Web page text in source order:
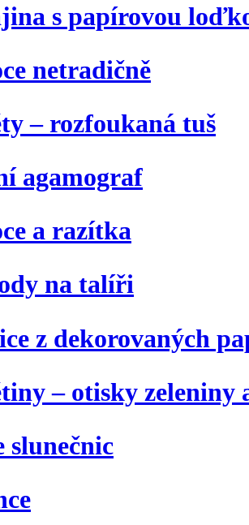
s papírovou
netradičně
– rozfoukaná tuš
agamograf
a razítka
na talíři
z dekorovaných
– otisky zeleniny
slunečnic